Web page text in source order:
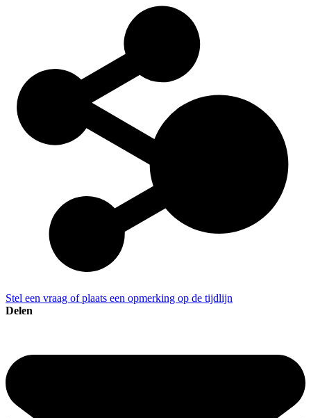
Stel een vraag of plaats een opmerking op de tijdlijn
Delen